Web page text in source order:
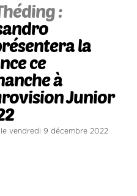
:
la
ce
à
Junior
le vendredi 9 décembre 2022